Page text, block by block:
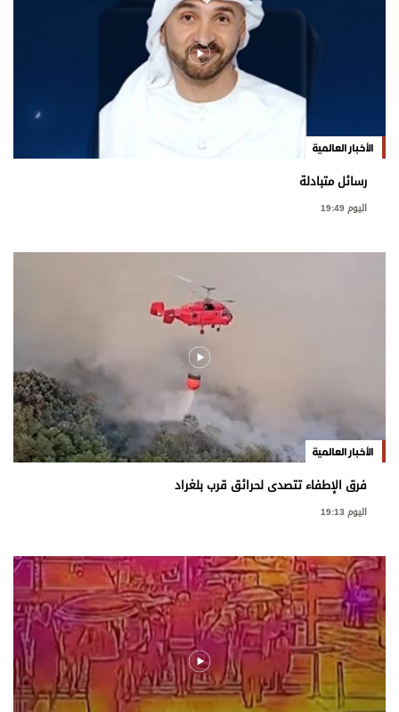
الأخبار العالمية
رسائل متبادلة
اليوم 19:49
الأخبار العالمية
فرق الإطفاء تتصدى لحرائق قرب بلغراد
اليوم 19:13